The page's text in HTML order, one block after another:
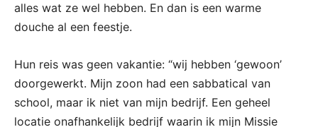
alles wat ze wel hebben. En dan is een warme
douche al een feestje.
Hun reis was geen vakantie: “wij hebben ‘gewoon’
doorgewerkt. Mijn zoon had een sabbatical van
school, maar ik niet van mijn bedrijf. Een geheel
locatie onafhankelijk bedrijf waarin ik mijn Missie